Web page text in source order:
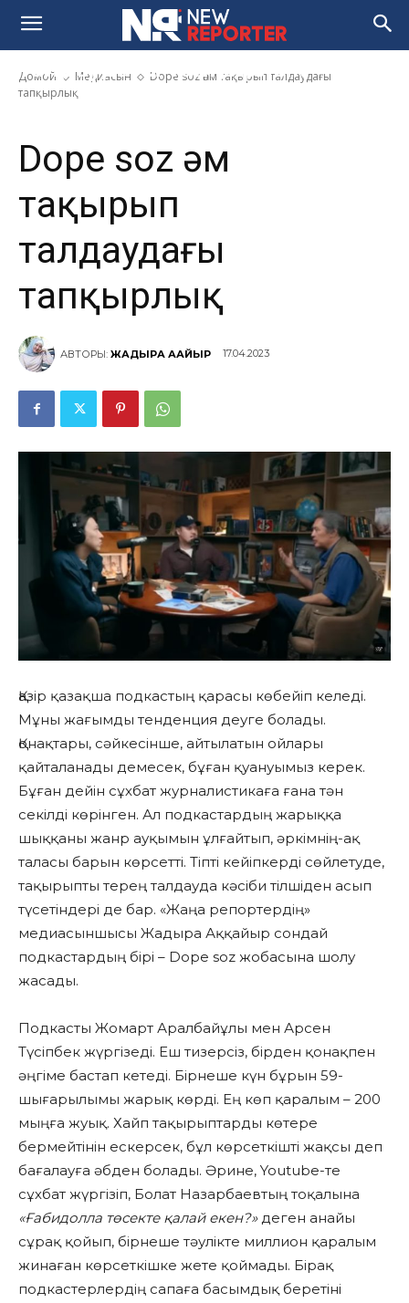
Домой Медиасын
Dope soz һәм тақырып талдаудағы
тапқырлық
Dope soz һәм тақырып
талдаудағы тапқырлық
Dope soz һәм
тақырып
талдаудағы
тапқырлық
АВТОРЫ: ЖАДЫРА АҚҚАЙЫР 17.04.2023
Қазір қазақша подкастың қарасы көбейіп келеді.
Мұны жағымды тенденция деуге болады.
Қонақтары, сәйкесінше, айтылатын ойлары
қайталанады демесек, бұған қуануымыз керек.
Бұған дейін сұхбат журналистикаға ғана тән
секілді көрінген. Ал подкастардың жарыққа
шыққаны жанр ауқымын ұлғайтып, әркімнің-ақ
таласы барын көрсетті. Тіпті кейіпкерді сөйлетуде,
тақырыпты терең талдауда кәсіби тілшіден асып
түсетіндері де бар. «Жаңа репортердің»
медиасыншысы Жадыра Аққайыр сондай
подкастардың бірі – Dope soz жобасына шолу
жасады.
Подкасты Жомарт Аралбайұлы мен Арсен
Түсіпбек жүргізеді. Еш тизерсіз, бірден қонақпен
әңгіме бастап кетеді. Бірнеше күн бұрын 59-
шығарылымы жарық көрді. Ең көп қаралым – 200
мыңға жуық. Хайп тақырыптарды көтере
бермейтінін ескерсек, бұл көрсеткішті жақсы деп
бағалауға әбден болады. Әрине, Youtube-те
сұхбат жүргізіп, Болат Назарбаевтың тоқалына
«Ғабидолла төсекте қалай екен?»деген анайы
сұрақ қойып, бірнеше тәулікте миллион қаралым
жинаған көрсеткішке жете қоймады. Бірақ
подкастерлердің сапаға басымдық беретіні